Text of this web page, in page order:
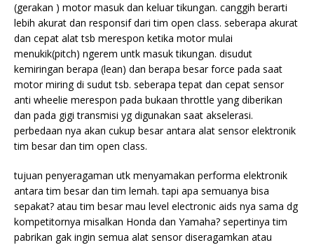
(gerakan ) motor masuk dan keluar tikungan. canggih berarti
lebih akurat dan responsif dari tim open class. seberapa akurat
dan cepat alat tsb merespon ketika motor mulai
menukik(pitch) ngerem untk masuk tikungan. disudut
kemiringan berapa (lean) dan berapa besar force pada saat
motor miring di sudut tsb. seberapa tepat dan cepat sensor
anti wheelie merespon pada bukaan throttle yang diberikan
dan pada gigi transmisi yg digunakan saat akselerasi.
perbedaan nya akan cukup besar antara alat sensor elektronik
tim besar dan tim open class.
tujuan penyeragaman utk menyamakan performa elektronik
antara tim besar dan tim lemah. tapi apa semuanya bisa
sepakat? atau tim besar mau level electronic aids nya sama dg
kompetitornya misalkan Honda dan Yamaha? sepertinya tim
pabrikan gak ingin semua alat sensor diseragamkan atau